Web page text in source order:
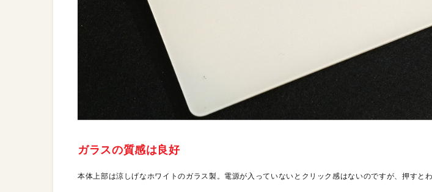
ガラスの質感は良好
本体上部は涼しげなホワイトのガラス製。電源が入っていないとクリック感はないのですが、押すと